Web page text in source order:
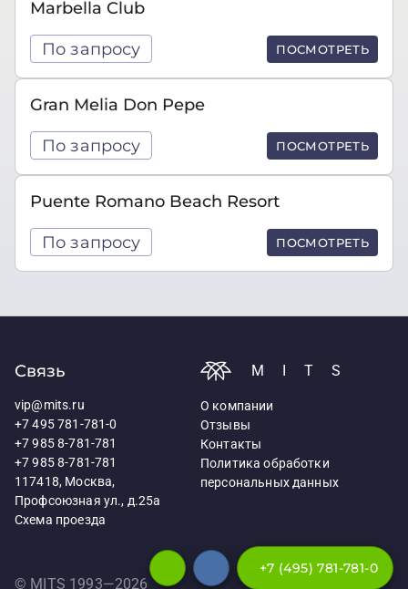
Marbella Club
По запросу ПОСМОТРЕТЬ
Gran Melia Don Pepe
По запросу ПОСМОТРЕТЬ
Puente Romano Beach Resort
По запросу ПОСМОТРЕТЬ
Связь
vip@mits.ru
+7 495 781-781-0
+7 985 8-781-781
+7 985 8-781-781
117418, Москва,
Профсоюзная ул., д.25а
Схема проезда
MITS
О компании
Отзывы
Контакты
Политика обработки
персональных данных
© MITS 1993—2026
+7 (495) 781-781-0